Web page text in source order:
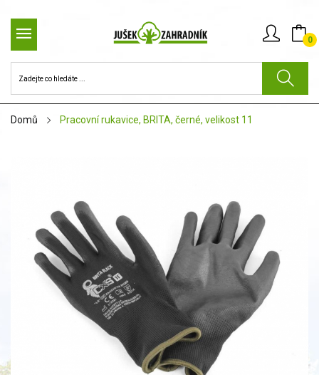
0
Domů Pracovní rukavice, BRITA, černé, velikost 11